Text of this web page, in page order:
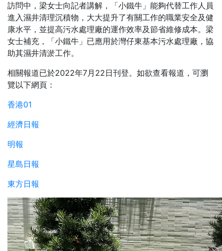
訪問中，梁女士向記者講解，「小鐵牛」能夠代替工作人員
進入濕井清理沉積物，大大提升了有關工作的職業安全及健
康水平，並提高污水處理廠的運作效率及節省維修成本。梁
女士補充，「小鐵牛」已應用於灣仔東基本污水處理廠，協
助其濕井清淤工作。
相關報道已於2022年7月22日刊登。如欲查看報道，可瀏
覽以下網頁：
香港01
經濟日報
明報
星島日報
東方日報